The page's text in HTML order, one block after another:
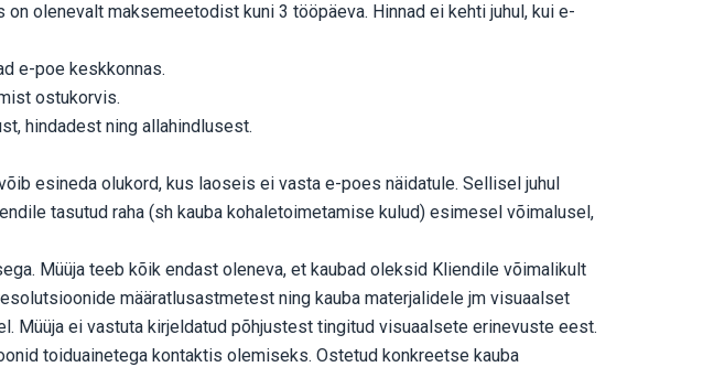
olenevalt maksemeetodist kuni 3 tööpäeva. Hinnad ei kehti juhul, kui e-
e-poe keskkonnas.
ostukorvis.
hindadest ning allahindlusest.
esineda olukord, kus laoseis ei vasta e-poes näidatule. Sellisel juhul
tasutud raha (sh kauba kohaletoimetamise kulud) esimesel võimalusel,
Müüja teeb kõik endast oleneva, et kaubad oleksid Kliendile võimalikult
määratlusastmetest ning kauba materjalidele jm visuaalset
ei vastuta kirjeldatud põhjustest tingitud visuaalsete erinevuste eest.
toiduainetega kontaktis olemiseks. Ostetud konkreetse kauba